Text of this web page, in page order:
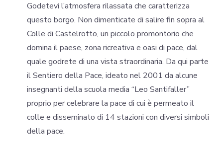
Godetevi l’atmosfera rilassata che caratterizza
questo borgo. Non dimenticate di salire fin sopra al
Colle di Castelrotto, un piccolo promontorio che
domina il paese, zona ricreativa e oasi di pace, dal
quale godrete di una vista straordinaria. Da qui parte
il Sentiero della Pace, ideato nel 2001 da alcune
insegnanti della scuola media “Leo Santifaller”
proprio per celebrare la pace di cui è permeato il
colle e disseminato di 14 stazioni con diversi simboli
della pace.